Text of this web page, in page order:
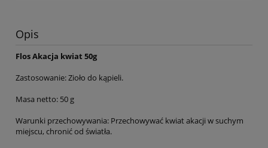
Opis
Flos Akacja kwiat 50g
Zastosowanie: Zioło do kąpieli.
Masa netto: 50 g
Warunki przechowywania: Przechowywać kwiat akacji w suchym
miejscu, chronić od światła.